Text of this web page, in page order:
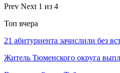
Prev Next 1 из 4
Топ вчера
21 абитуриента зачислили без
Житель Тюменского округа